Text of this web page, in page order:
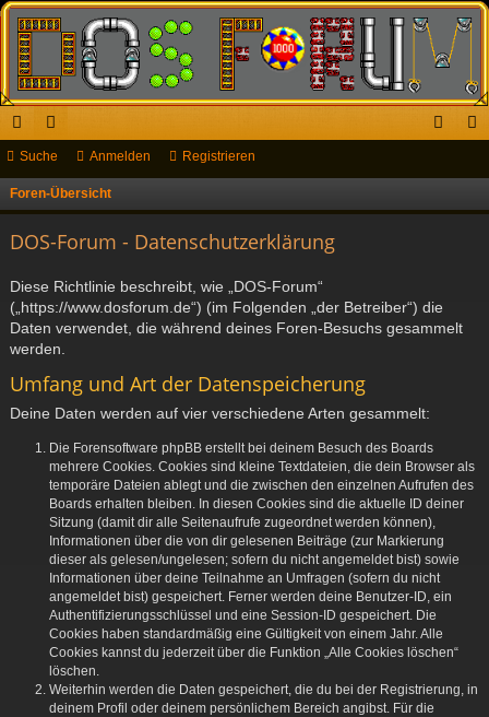
ch
ne
riff
or
en
Suche Anmelden Registrieren
Foren-Übersicht
DOS-Forum - Datenschutzerklärung
Diese Richtlinie beschreibt, wie „DOS-Forum“
(„https://www.dosforum.de“) (im Folgenden „der Betreiber“) die
Daten verwendet, die während deines Foren-Besuchs gesammelt
werden.
Umfang und Art der Datenspeicherung
Deine Daten werden auf vier verschiedene Arten gesammelt:
Die Forensoftware phpBB erstellt bei deinem Besuch des Boards
mehrere Cookies. Cookies sind kleine Textdateien, die dein Browser als
temporäre Dateien ablegt und die zwischen den einzelnen Aufrufen des
Boards erhalten bleiben. In diesen Cookies sind die aktuelle ID deiner
Sitzung (damit dir alle Seitenaufrufe zugeordnet werden können),
Informationen über die von dir gelesenen Beiträge (zur Markierung
dieser als gelesen/ungelesen; sofern du nicht angemeldet bist) sowie
Informationen über deine Teilnahme an Umfragen (sofern du nicht
angemeldet bist) gespeichert. Ferner werden deine Benutzer-ID, ein
Authentifizierungsschlüssel und eine Session-ID gespeichert. Die
Cookies haben standardmäßig eine Gültigkeit von einem Jahr. Alle
Cookies kannst du jederzeit über die Funktion „Alle Cookies löschen“
löschen.
Weiterhin werden die Daten gespeichert, die du bei der Registrierung, in
deinem Profil oder deinem persönlichem Bereich angibst. Für die